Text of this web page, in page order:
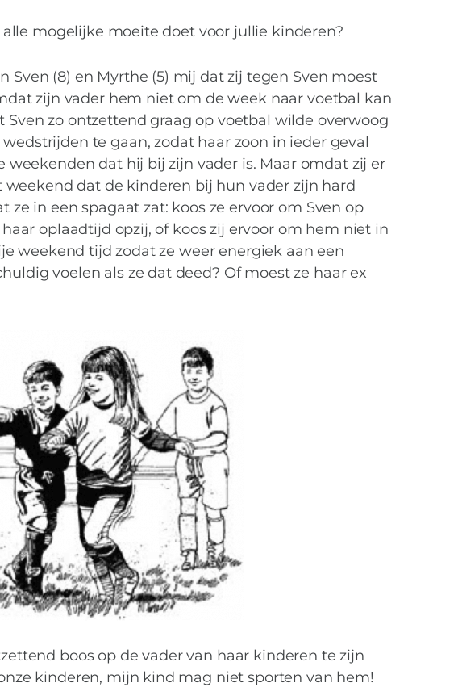
scheiding
mogelijke moeite doet voor jullie kinderen?
Sven (8) en Myrthe (5) mij dat zij tegen Sven moest
zijn vader hem niet om de week naar voetbal kan
zo ontzettend graag op voetbal wilde overwoog
te gaan, zodat haar zoon in ieder geval
dat hij bij zijn vader is. Maar omdat zij er
dat de kinderen bij hun vader zijn hard
in een spagaat zat: koos ze ervoor om Sven op
oplaadtijd opzij, of koos zij ervoor om hem niet in
weekend tijd zodat ze weer energiek aan een
voelen als ze dat deed? Of moest ze haar ex
boos op de vader van haar kinderen te zijn
kinderen, mijn kind mag niet sporten van hem!